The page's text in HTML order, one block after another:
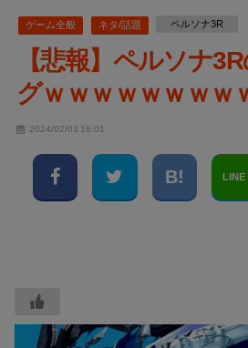
ゲーム全般 ネタ/話題 ペルソナ3R
【悲報】ペルソナ
グｗｗｗｗｗｗｗｗ
2024/02/03 18:01
LINE